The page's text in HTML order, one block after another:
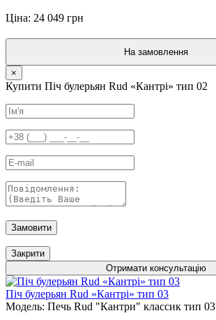
Ціна: 24 049 грн
На замовлення
×
Купити Піч булерьян Rud «Кантрі» тип 02
Замовити
Закрити
Отримати консультацію
Піч булерьян Rud «Кантрі» тип 03
Модель: Печь Rud "Кантри" классик тип 03